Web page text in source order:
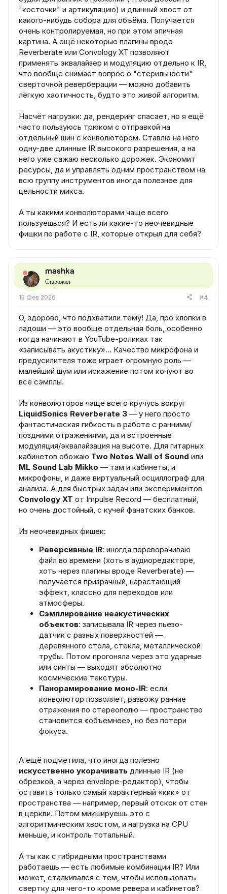
"косточки" и артикуляцию) и длинный хвост от
какого-нибудь собора для объёма. Получается
очень контролируемая, но при этом эпичная
картина. А ещё некоторые плагины вроде
Reverberate или Convology XT позволяют
применять эквалайзер и модуляцию отдельно к IR,
что вообще снимает вопрос о "стерильности"
сверточной реверберации — можно добавить
лёгкую хаотичность, будто это живой алгоритм.
Насчёт нагрузки: да, рендеринг спасает, но я ещё
часто пользуюсь трюком с отправкой на
отдельный шин с конволютором. Ставлю на него
одну-две длинные IR высокого разрешения, а на
него уже сажаю несколько дорожек. Экономит
ресурсы, да и управлять одним пространством на
всю группу инструментов иногда полезнее для
цельности микса.
А ты какими конволюторами чаще всего
пользуешься? И есть ли какие-то неочевидные
фишки по работе с IR, которые открыл для себя?
mashka
Старожил
13 Фев 2026 #4
О, здорово, что подхватили тему! Да, про хлопки в
ладоши — это вообще отдельная боль, особенно
когда начинают в YouTube-роликах так
«записывать акустику»... Качество микрофона и
предусилителя тоже играет огромную роль —
малейший шум или искажение потом кочуют во
все сэмплы.
Из конволюторов чаще всего кручусь вокруг
LiquidSonics Reverberate 3 — у него просто
фантастическая гибкость в работе с ранними/
поздними отражениями, да и встроенные
модуляция/эквалайзация на высоте. Для гитарных
кабинетов обожаю Two Notes Wall of Sound или
ML Sound Lab Mikko — там и кабинеты, и
микрофоны, и даже виртуальный осциллограф для
анализа. А для быстрых задач или экспериментов
Convology XT от Impulse Record — бесплатный,
но очень достойный, с кучей фанатских банков.
Из неочевидных фишек:
Реверсивные IR: иногда переворачиваю
файл во времени (хоть в аудиоредакторе,
хоть через плагины вроде Reverberate) —
получается призрачный, нарастающий
эффект, классно для переходов или
атмосферы.
Сэмплирование неакустических
объектов: записывала IR через пьезо-
датчик с разных поверхностей —
деревянного стола, стекла, металлической
трубы. Потом прогоняла через это ударные
или синты — выходят абсолютно
космические текстуры.
Панорамирование моно-IR: если
конволютор позволяет, развожу ранние
отражения по стереополю — пространство
становится «объёмнее», но без потери
фокуса.
А ещё подметила, что иногда полезно
искусственно укорачивать длинные IR (не
обрезкой, а через envelope-редактор), чтобы
оставить только самый характерный «кик» от
пространства — например, первый отскок от стен
в церкви. Потом микшируешь это с
алгоритмическим хвостом, и нагрузка на CPU
меньше, и контроль тотальный.
А ты как с гибридными пространствами
работаешь — есть любимые комбинации IR? Или
может, сталкивался с тем, чтобы использовать
свертку для чего-то кроме ревера и кабинетов?